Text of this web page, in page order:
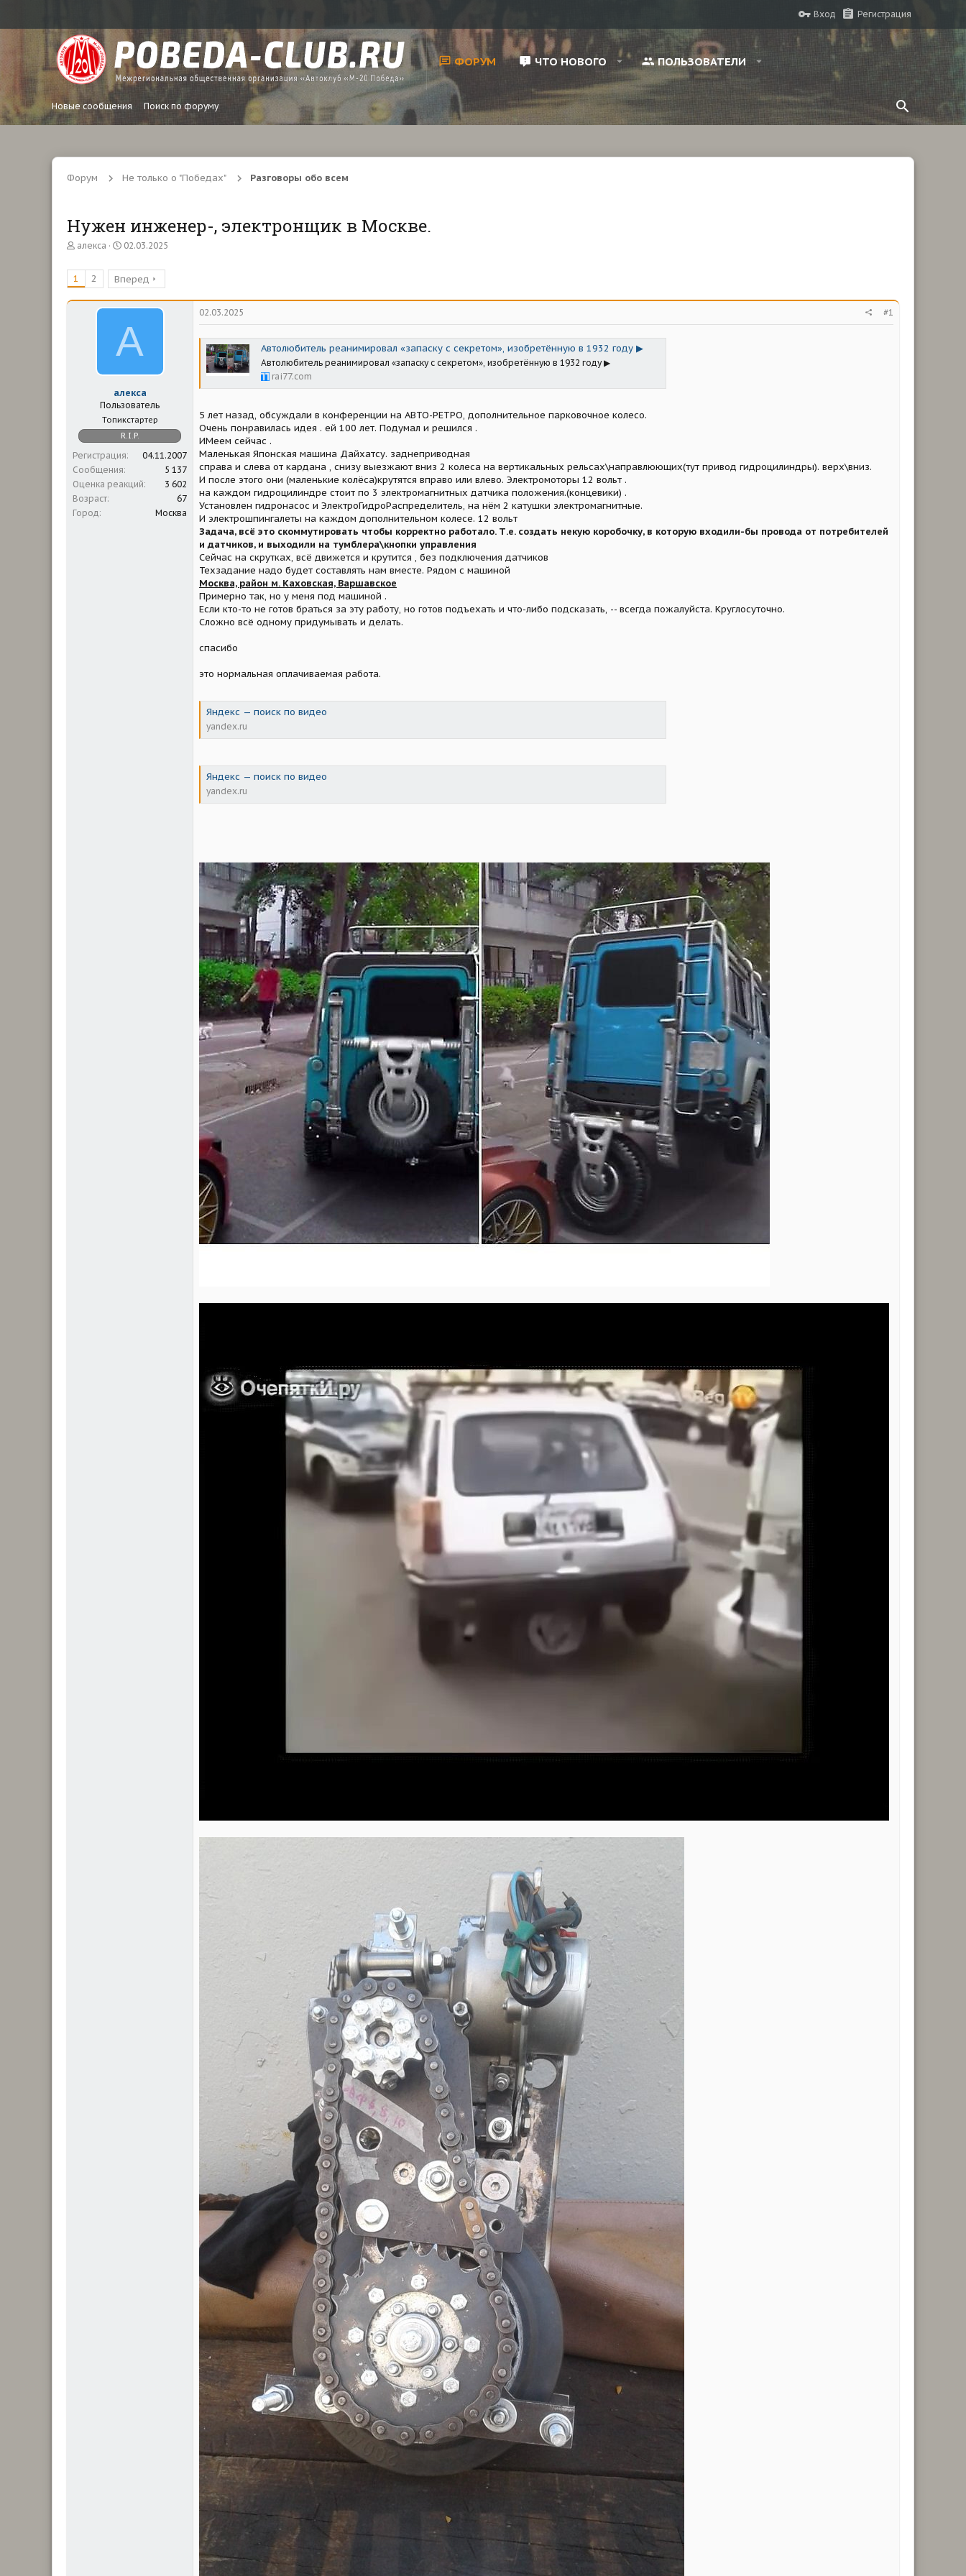
Вход Регистрация
ФОРУМ ЧТО НОВОГО ПОЛЬЗОВАТЕЛИ
Новые сообщения Поиск по форуму
Форум Не только о "Победах" Разговоры обо всем
Нужен инженер-, электронщик в Москве.
А
т
о
р
т
алекса
Д
т
а
н
а
а
л
а
02.03.2025
1 2 Вперед
А
алекса
Пользователь
Топикстартер
R.I.P.
Регистрация
04.11.2007
Сообщения
5 137
Оценка реакций
3 602
Возраст
67
Город
Москва
02.03.2025 #1
Автолюбитель реанимировал «запаску с секретом», изобретённую в 1932 году ▶
Автолюбитель реанимировал «запаску с секретом», изобретённую в 1932 году ▶
rai77.com
5 лет назад, обсуждали в конференции на АВТО-РЕТРО, дополнительное парковочное колесо.
Очень понравилась идея . ей 100 лет. Подумал и решился .
ИМеем сейчас .
Маленькая Японская машина Дайхатсу. заднеприводная
справа и слева от кардана , снизу выезжают вниз 2 колеса на вертикальных рельсах\направлюющих(тут привод гидроцилиндры). верх\вниз.
И после этого они (маленькие колёса)крутятся вправо или влево. Электромоторы 12 вольт .
на каждом гидроцилиндре стоит по 3 электромагнитных датчика положения.(концевики) .
Установлен гидронасос и ЭлектроГидроРаспределитель, на нём 2 катушки электромагнитные.
И электрошпингалеты на каждом дополнительном колесе. 12 вольт
Задача, всё это скоммутировать чтобы корректно работало. Т.е. создать некую коробочку, в которую входили-бы провода от потребителей
и датчиков, и выходили на тумблера\кнопки управления
Сейчас на скрутках, всё движется и крутится , без подключения датчиков
Техзадание надо будет составлять нам вместе. Рядом с машиной
Москва, район м. Каховская, Варшавское
Примерно так, но у меня под машиной .
Если кто-то не готов браться за эту работу, но готов подъехать и что-либо подсказать, -- всегда пожалуйста. Круглосуточно.
Сложно всё одному придумывать и делать.
спасибо
это нормальная оплачиваемая работа.
Яндекс — поиск по видео
yandex.ru
Яндекс — поиск по видео
yandex.ru